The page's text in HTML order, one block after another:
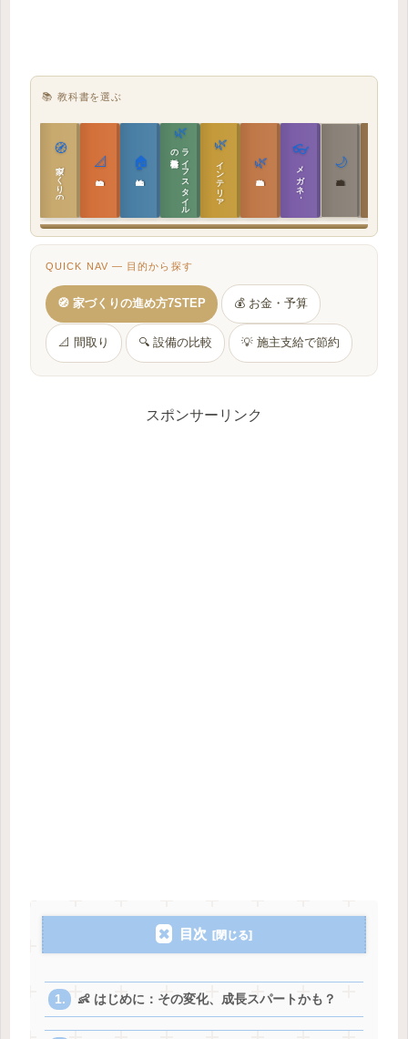
📚 教科書を選ぶ
🧭
家づくりの教科書 📐
実施設計の教科書
🏠
性能設計の教科書
🌿
ラ
イ
フ
ス
タ
イ
ル
の
教科書 🌿
インテリア設計 🌿
敷地設計の教科書
👓
メガネ｜転職 🌙
建築思想の教科書
QUICK NAV — 目的から探す
🧭 家づくりの進め方7STEP 💰 お金・予算
📐 間取り 🔍 設備の比較 💡 施主支給で節約
スポンサーリンク
目次
👶 はじめに：その変化、成長スパートかも？